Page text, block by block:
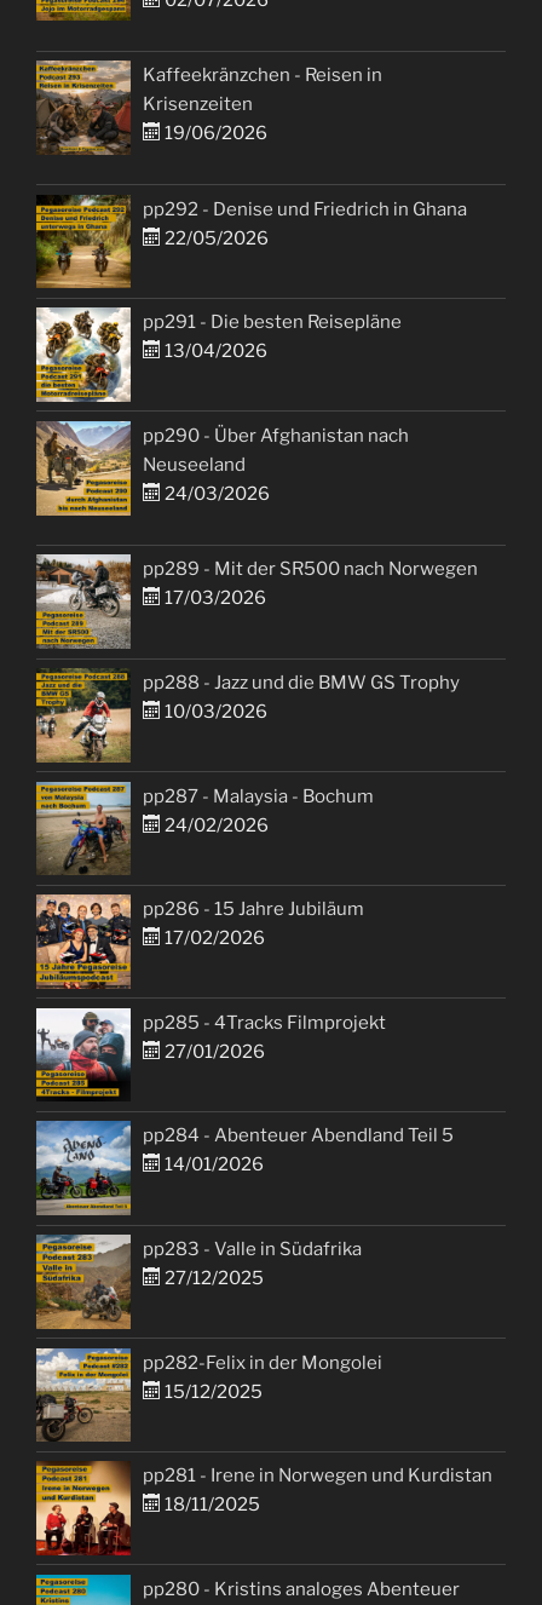
Kaffeekränzchen - Reisen in
Krisenzeiten
19/06/2026
pp292 - Denise und Friedrich in Ghana
22/05/2026
pp291 - Die besten Reisepläne
13/04/2026
pp290 - Über Afghanistan nach
Neuseeland
24/03/2026
pp289 - Mit der SR500 nach Norwegen
17/03/2026
pp288 - Jazz und die BMW GS Trophy
10/03/2026
pp287 - Malaysia - Bochum
24/02/2026
pp286 - 15 Jahre Jubiläum
17/02/2026
pp285 - 4Tracks Filmprojekt
27/01/2026
pp284 - Abenteuer Abendland Teil 5
14/01/2026
pp283 - Valle in Südafrika
27/12/2025
pp282-Felix in der Mongolei
15/12/2025
pp281 - Irene in Norwegen und Kurdistan
18/11/2025
pp280 - Kristins analoges Abenteuer